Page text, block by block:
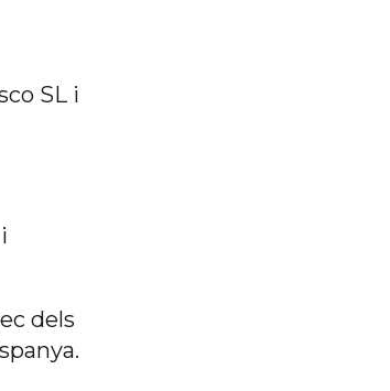
SL i
dels